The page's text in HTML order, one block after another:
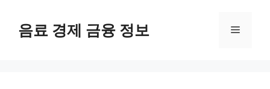
음료 경제 금융 정보 메